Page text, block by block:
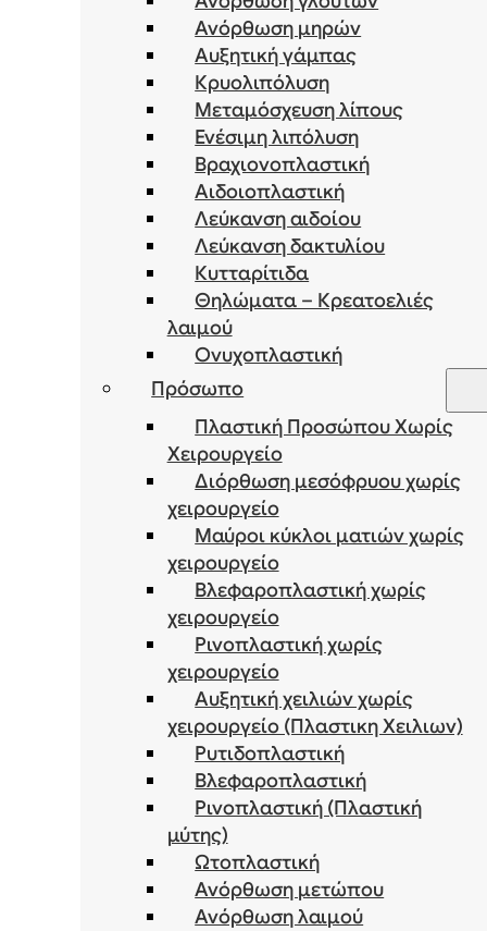
Ανόρθωση μηρών
Αυξητική γάμπας
Κρυολιπόλυση
Μεταμόσχευση λίπους
Ενέσιμη λιπόλυση
Bραχιονοπλαστική
Αιδοιοπλαστική
Λεύκανση αιδοίου
Λεύκανση δακτυλίου
Κυτταρίτιδα
Θηλώματα – Κρεατοελιές
λαιμού
Ονυχοπλαστική
Πρόσωπο
Πλαστική Προσώπου Χωρίς
Χειρουργείο
Διόρθωση μεσόφρυου χωρίς
χειρουργείο
Μαύροι κύκλοι ματιών χωρίς
χειρουργείο
Βλεφαροπλαστική χωρίς
χειρουργείο
Ρινοπλαστική χωρίς
χειρουργείο
Αυξητική χειλιών χωρίς
χειρουργείο (Πλαστικη Χειλιων)
Ρυτιδοπλαστική
Βλεφαροπλαστική
Ρινοπλαστική (Πλαστική
μύτης)
Ωτοπλαστική
Ανόρθωση μετώπου
Ανόρθωση λαιμού